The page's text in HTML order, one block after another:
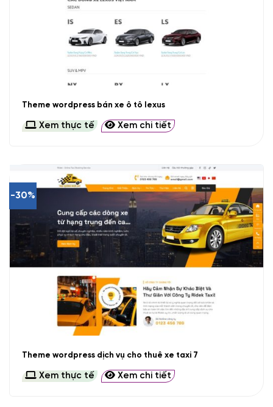
Theme wordpress bán xe ô tô lexus
Xem thực tế Xem chi tiết
-30%
Theme wordpress dịch vụ cho thuê xe taxi 7
Xem thực tế Xem chi tiết